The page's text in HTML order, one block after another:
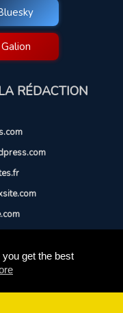
get the best
RÉDACTION
coeur et passion.